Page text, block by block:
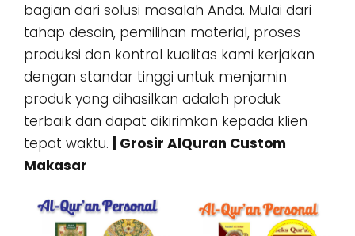
bagian dari solusi masalah Anda. Mulai dari
tahap desain, pemilihan material, proses
produksi dan kontrol kualitas kami kerjakan
dengan standar tinggi untuk menjamin
produk yang dihasilkan adalah produk
terbaik dan dapat dikirimkan kepada klien
tepat waktu.
| Grosir AlQuran Custom
Makasar